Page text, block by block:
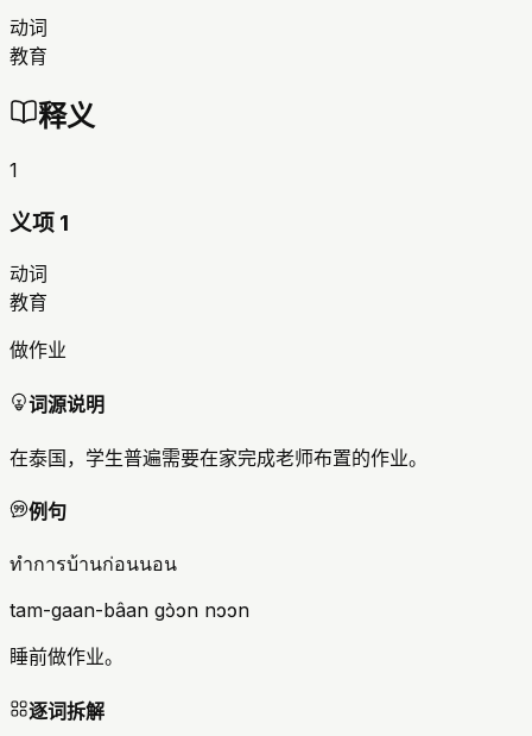
动词
教育
释义
1
义项 1
动词
教育
做作业
词源说明
在泰国，学生普遍需要在家完成老师布置的作业。
例句
ทำการบ้านก่อนนอน
tam-gaan-bâan gɔ̀ɔn nɔɔn
睡前做作业。
逐词拆解